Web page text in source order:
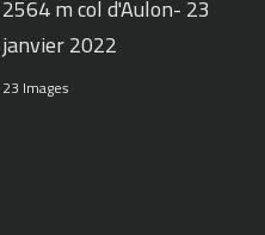
2564 m col d'Aulon- 23
janvier 2022
23 Images